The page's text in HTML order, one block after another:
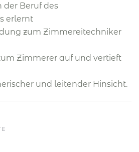
Beruf des
erlernt
zum Zimmereitechniker
Zimmerer auf und vertieft
und leitender Hinsicht.